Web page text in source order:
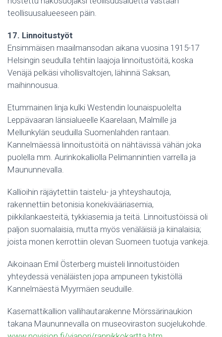
teollisuusalueeseen päin.
17. Linnoitustyöt
Ensimmäisen maailmansodan aikana vuosina 1915-17
Helsingin seudulla tehtiin laajoja linnoitustöitä, koska
Venäjä pelkäsi vihollisvaltojen, lähinnä Saksan,
maihinnousua.
Etummainen linja kulki Westendin lounaispuolelta
Leppävaaran länsialueelle Kaarelaan, Malmille ja
Mellunkylän seuduilla Suomenlahden rantaan.
Kannelmäessä linnoitustöitä on nähtävissä vähän joka
puolella mm. Aurinkokalliolla Pelimannintien varrella ja
Maununnevalla.
Kallioihin räjäytettiin taistelu- ja yhteyshautoja,
rakennettiin betonisia konekivääriasemia,
piikkilankaesteitä, tykkiasemia ja teitä. Linnoitustöissä oli
paljon suomalaisia, mutta myös venäläisiä ja kiinalaisia;
joista monen kerrottiin olevan Suomeen tuotuja vankeja.
Aikoinaan Emil Österberg muisteli linnoitustöiden
yhteydessä venäläisten jopa ampuneen tykistöllä
Kannelmäestä Myyrmäen seuduille.
Kasemattikallion vallihautarakenne Mörssärinaukion
takana Maununnevalla on museoviraston suojelukohde.